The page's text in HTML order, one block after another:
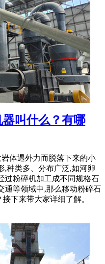
叫什么？有哪
体遇外力而脱落下来的小
,种类多、分布广泛,如河卵
过粉碎机加工成不同规格石
通等领域中,那么移动粉碎石
下来带大家详细了解。